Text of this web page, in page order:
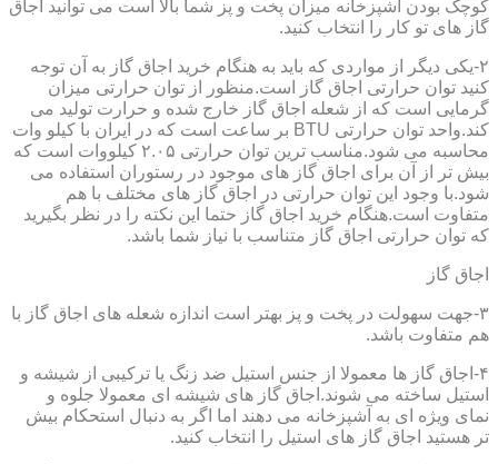
کوچک بودن آشپزخانه میزان پخت و پز شما بالا است می توانید اجاق
گاز های تو کار را انتخاب کنید.
۲-یکی دیگر از مواردی که باید به هنگام خرید اجاق گاز به آن توجه
کنید توان حرارتی اجاق گاز است.منظور از توان حرارتی میزان
گرمایی است که از شعله اجاق گاز خارج شده و حرارت تولید می
کند.واحد توان حرارتی BTU بر ساعت است که در ایران با کیلو وات
محاسبه می شود.مناسب ترین توان حرارتی ۲.۰۵ کیلووات است که
بیش تر از آن برای اجاق گاز های موجود در رستوران استفاده می
شود.با وجود این توان حرارتی در اجاق گاز های مختلف با هم
متفاوت است.هنگام خرید اجاق گاز حتما این نکته را در نظر بگیرید
که توان حرارتی اجاق گاز متناسب با نیاز شما باشد.
اجاق گاز
۳-جهت سهولت در پخت و پز بهتر است اندازه شعله های اجاق گاز با
هم متفاوت باشد.
۴-اجاق گاز ها معمولا از جنس استیل ضد زنگ یا ترکیبی از شیشه و
استیل ساخته می شوند.اجاق گاز های شیشه ای معمولا جلوه و
نمای ویژه ای به آشپزخانه می دهند اما اگر به دنبال استحکام بیش
تر هستید اجاق گاز های استیل را انتخاب کنید.